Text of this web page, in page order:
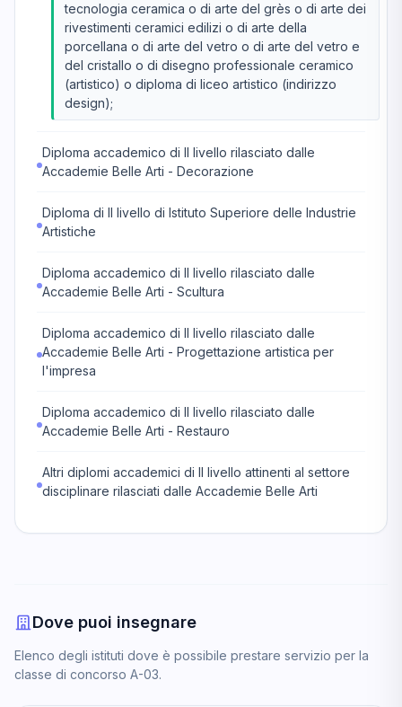
tecnologia ceramica o di arte del grès o di arte dei
rivestimenti ceramici edilizi o di arte della
porcellana o di arte del vetro o di arte del vetro e
del cristallo o di disegno professionale ceramico
(artistico) o diploma di liceo artistico (indirizzo
design);
Diploma accademico di II livello rilasciato dalle
Accademie Belle Arti - Decorazione
Diploma di II livello di Istituto Superiore delle Industrie
Artistiche
Diploma accademico di II livello rilasciato dalle
Accademie Belle Arti - Scultura
Diploma accademico di II livello rilasciato dalle
Accademie Belle Arti - Progettazione artistica per
l'impresa
Diploma accademico di II livello rilasciato dalle
Accademie Belle Arti - Restauro
Altri diplomi accademici di II livello attinenti al settore
disciplinare rilasciati dalle Accademie Belle Arti
Dove puoi insegnare
Elenco degli istituti dove è possibile prestare servizio per la
classe di concorso A-03.